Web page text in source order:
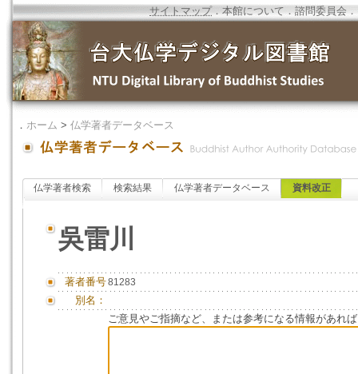
サイトマップ．本館について ．諮問委員会 ．
． ホーム > 仏学著者データベース
仏学著者検索 検索結果 仏学著者データベース 資料改正
吳雷川
著者番号81283
別名：
ご意見やご指摘など、または参考になる情報があれ